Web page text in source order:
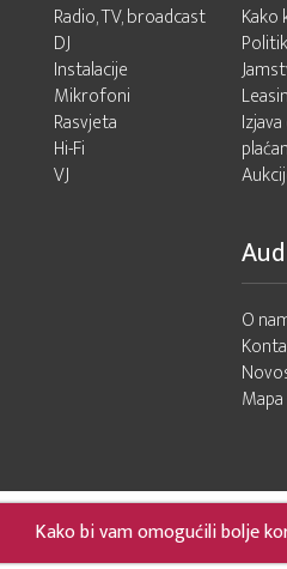
Kako bi vam omogućili bolje
Radio, TV, broadcast
DJ
Instalacije
Mikrofoni
Rasvjeta
Hi-Fi
VJ
Kako
O